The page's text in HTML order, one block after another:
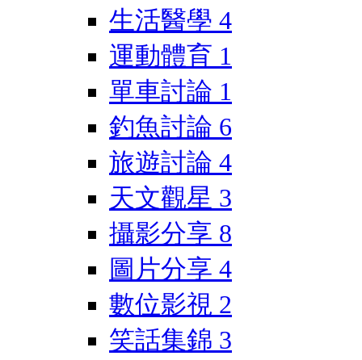
生活醫學 4
運動體育 1
單車討論 1
釣魚討論 6
旅遊討論 4
天文觀星 3
攝影分享 8
圖片分享 4
數位影視 2
笑話集錦 3